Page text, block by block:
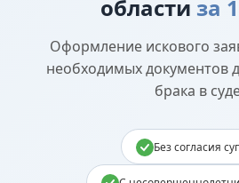
области за
Оформление искового
необходимых документов
брака в
Без согласия